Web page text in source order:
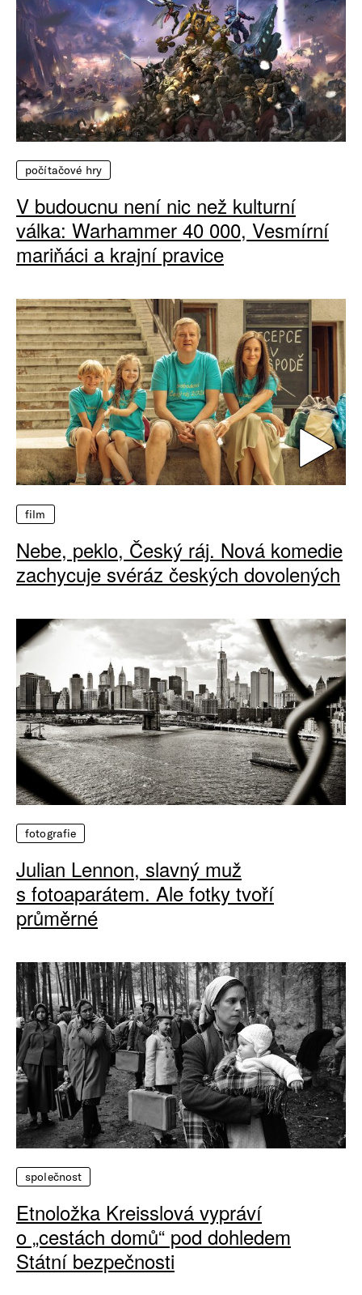
počítačové hry
V budoucnu není nic než kulturní
válka: Warhammer 40 000, Vesmírní
mariňáci a krajní pravice
film
Nebe, peklo, Český ráj. Nová komedie
zachycuje svéráz českých dovolených
fotografie
Julian Lennon, slavný muž
s fotoaparátem. Ale fotky tvoří
průměrné
společnost
Etnoložka Kreisslová vypráví
o „cestách domů“ pod dohledem
Státní bezpečnosti